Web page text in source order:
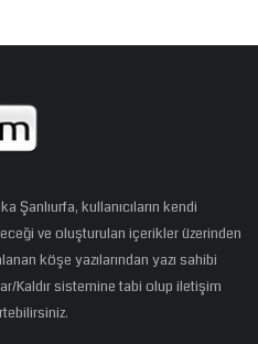
Şanlıurfa, kullanıcıların kendi
ve oluşturulan içerikler üzerinden
köşe yazılarından yazı sahibi
Kaldır sistemine tabi olup iletişim